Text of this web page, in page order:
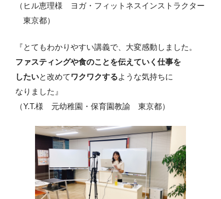
（ヒル恵理様 ヨガ・フィットネスインストラクター
東京都）
『とてもわかりやすい講義で、大変感動しました。
ファスティングや食のことを伝えていく仕事を
したいと改めて ワクワクするような気持ちに
なりました』
（Y.T.様 元幼稚園・保育園教諭 東京都）